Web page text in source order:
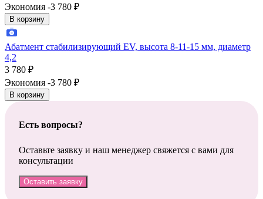
Экономия -3 780 ₽
В корзину
Абатмент стабилизирующий EV, высота 8-11-15 мм, диаметр
4,2
3 780 ₽
Экономия -3 780 ₽
В корзину
Есть вопросы?
Оставьте заявку и наш менеджер свяжется с вами для
консультации
Оставить заявку